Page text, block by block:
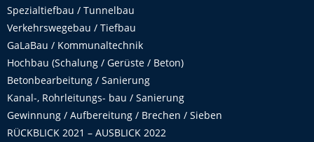
Spezialtiefbau / Tunnelbau
Verkehrswegebau / Tiefbau
GaLaBau / Kommunaltechnik
Hochbau (Schalung / Gerüste / Beton)
Betonbearbeitung / Sanierung
Kanal-, Rohrleitungs- bau / Sanierung
Gewinnung / Aufbereitung / Brechen / Sieben
RÜCKBLICK 2021 – AUSBLICK 2022